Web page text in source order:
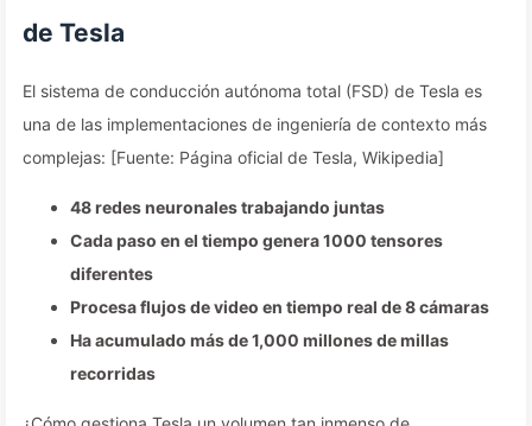
de Tesla
El sistema de conducción autónoma total (FSD) de Tesla es
una de las implementaciones de ingeniería de contexto más
complejas: [Fuente: Página oficial de Tesla, Wikipedia]
48 redes neuronales trabajando juntas
Cada paso en el tiempo genera 1000 tensores
diferentes
Procesa flujos de video en tiempo real de 8 cámaras
Ha acumulado más de 1,000 millones de millas
recorridas